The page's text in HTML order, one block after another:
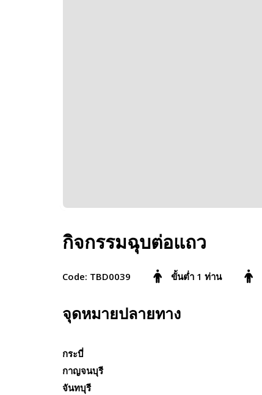
กิจกรรมฉุบต่อแถว
Code: TBD0039 ขั้นต่ำ 1 ท่าน
จุดหมายปลายทาง
กระบี่
กาญจนบุรี
จันทบุรี